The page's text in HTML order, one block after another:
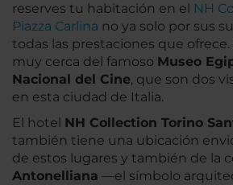
reserves tu habitación en el NH
Piazza Carlina no ya solo por sus
todas las prestaciones que ofrece.
muy cerca del famoso Museo
Nacional del Cine, que son dos
en esta ciudad de Italia.
El hotel NH Collection Torino
también tiene una ubicación
de estos lugares y también de la
Antonelliana —el símbolo